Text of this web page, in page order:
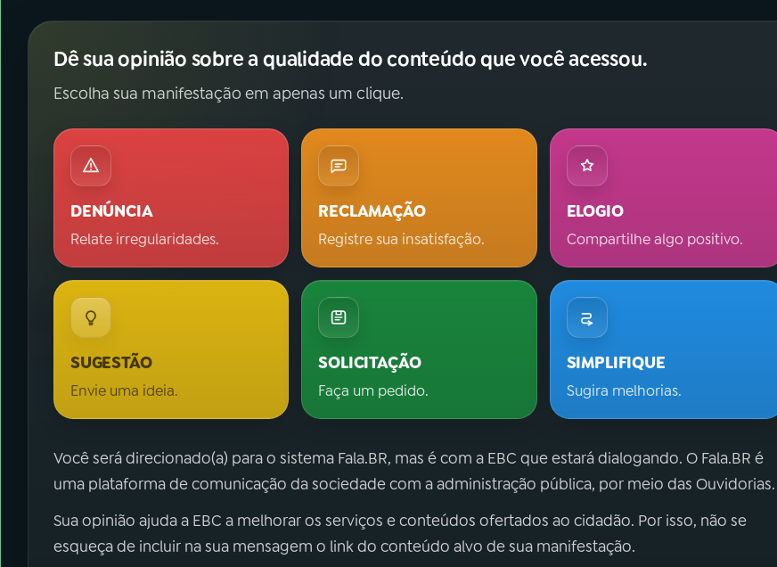
Dê sua opinião sobre a qualidade do conteúdo que você acessou.
Escolha sua manifestação em apenas um clique.
DENÚNCIA
Relate irregularidades.
RECLAMAÇÃO
Registre sua insatisfação.
ELOGIO
Compartilhe algo positivo.
SUGESTÃO
Envie uma ideia.
SOLICITAÇÃO
Faça um pedido.
SIMPLIFIQUE
Sugira melhorias.
Você será direcionado(a) para o sistema Fala.BR, mas é com a EBC que estará dialogando. O Fala.BR é
uma plataforma de comunicação da sociedade com a administração pública, por meio das Ouvidorias.
Sua opinião ajuda a EBC a melhorar os serviços e conteúdos ofertados ao cidadão. Por isso, não se
esqueça de incluir na sua mensagem o link do conteúdo alvo de sua manifestação.